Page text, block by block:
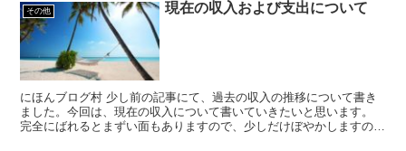
その他 現在の収入および支出について
にほんブログ村 少し前の記事にて、過去の収入の推移について書き
ました。今回は、現在の収入について書いていきたいと思います。
完全にばれるとまずい面もありますので、少しだけぼやかしますの